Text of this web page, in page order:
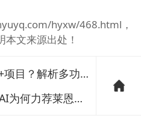
hyxw/468.html ，
本文来源出处！
功能食品检测仪的技术突破
残留检测仪兼顾效率与精度？